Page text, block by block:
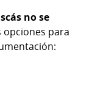
no se
opciones para